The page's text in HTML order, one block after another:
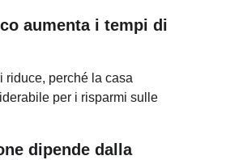
aumenta i tempi di
riduce, perché la casa
per i risparmi sulle
dipende dalla